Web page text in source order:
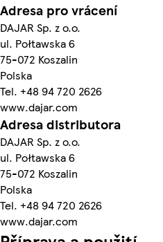
Adresa pro vrácení
DAJAR Sp. z o.o.
ul. Połtawska 6
75-072 Koszalin
Polska
Tel. +48 94 720 2626
www.dajar.com
Adresa distributora
DAJAR Sp. z o.o.
ul. Połtawska 6
75-072 Koszalin
Polska
Tel. +48 94 720 2626
www.dajar.com